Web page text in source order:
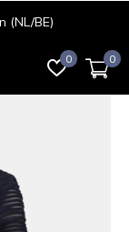
0 0
(NL/BE)